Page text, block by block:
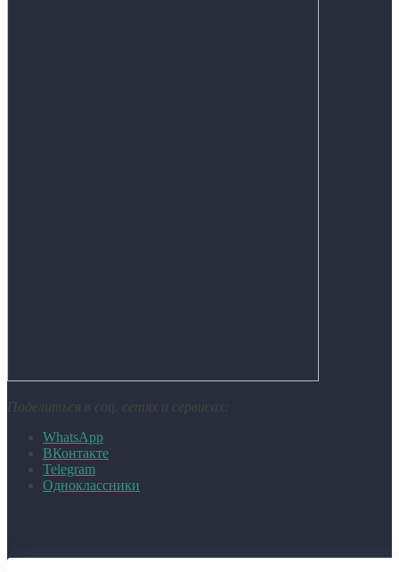
Поделиться в соц. сетях и сервисах:
WhatsApp
ВКонтакте
Telegram
Одноклассники